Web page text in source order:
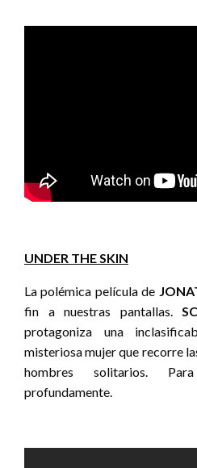
UNDER THE SKIN
La polémica película de
fin a nuestras pantallas.
protagoniza una
misteriosa mujer que recorre
hombres solitarios.
profundamente.